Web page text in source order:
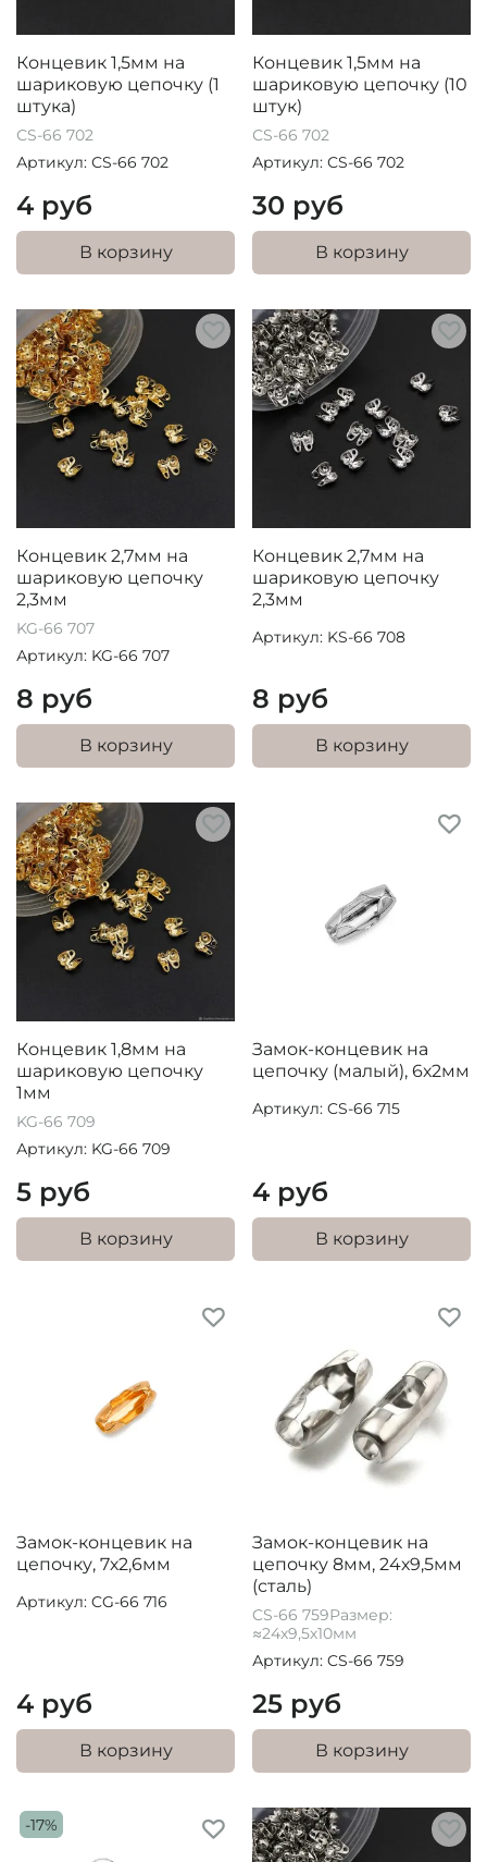
Концевик 1,5мм на
шариковую цепочку (1
штука)
СS-66 702
Артикул: СS-66 702
4 руб
В корзину
Концевик 1,5мм на
шариковую цепочку (10
штук)
СS-66 702
Артикул: СS-66 702
30 руб
В корзину
Концевик 2,7мм на
шариковую цепочку
2,3мм
KG-66 707
Артикул: KG-66 707
8 руб
В корзину
Концевик 2,7мм на
шариковую цепочку
2,3мм
Артикул: KS-66 708
8 руб
В корзину
Концевик 1,8мм на
шариковую цепочку
1мм
KG-66 709
Артикул: KG-66 709
5 руб
В корзину
Замок-концевик на
цепочку (малый), 6х2мм
Артикул: CS-66 715
4 руб
В корзину
Замок-концевик на
цепочку, 7х2,6мм
Артикул: CG-66 716
4 руб
В корзину
Замок-концевик на
цепочку 8мм, 24х9,5мм
(сталь)
CS-66 759Размер:
≈24х9,5х10мм
Артикул: CS-66 759
25 руб
В корзину
-17%